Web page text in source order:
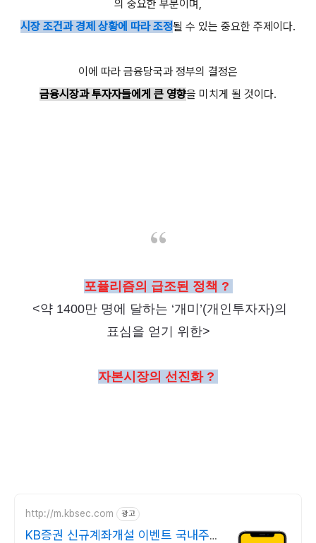
의 중요한 부분이며,
시장 조건과 경제 상황에 따라 조정될 수 있는 중요한 주제이다.
이에 따라 금융당국과 정부의 결정은
금융시장과 투자자들에게 큰 영향을 미치게 될 것이다.
포퓰리즘의 급조된 정책 ?
<약 1400만 명에 달하는 ‘개미’(개인투자자)의
표심을 얻기 위한>
자본시장의 선진화 ?
http://m.kbsec.com 광고
KB증권 신규계좌개설 이벤트 국내주